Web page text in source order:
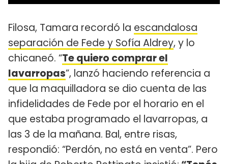
Filosa, Tamara recordó la escandalosa
separación de Fede y Sofía Aldrey, y lo
chicaneó. “Te quiero comprar el
lavarropas”, lanzó haciendo referencia a
que la maquilladora se dio cuenta de las
infidelidades de Fede por el horario en el
que estaba programado el lavarropas, a
las 3 de la mañana. Bal, entre risas,
respondió: “Perdón, no está en venta”. Pero